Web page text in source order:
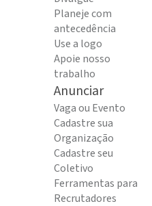
Planeje com
antecedência
Use a logo
Apoie nosso
trabalho
Anunciar
Vaga ou Evento
Cadastre sua
Organização
Cadastre seu
Coletivo
Ferramentas para
Recrutadores